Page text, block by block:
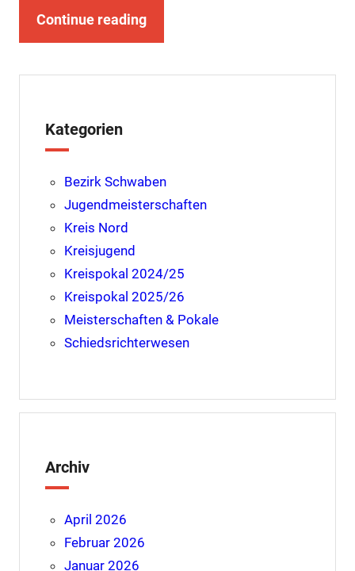
Continue reading
Kategorien
Bezirk Schwaben
Jugendmeisterschaften
Kreis Nord
Kreisjugend
Kreispokal 2024/25
Kreispokal 2025/26
Meisterschaften & Pokale
Schiedsrichterwesen
Archiv
April 2026
Februar 2026
Januar 2026